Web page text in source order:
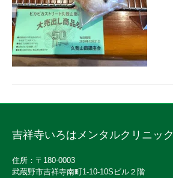
吉祥寺いろはメンタルクリニック
住所：〒180-0003
武蔵野市吉祥寺南町1-10-10Sビル２階